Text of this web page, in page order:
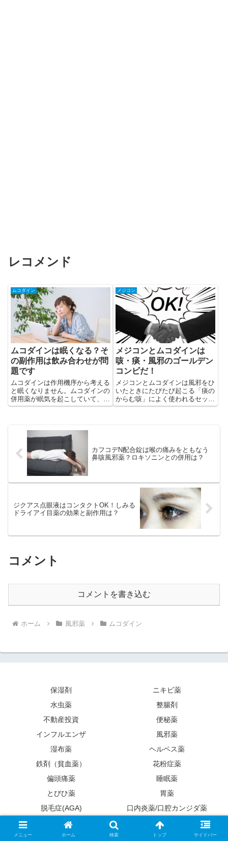
レコメンド
ムコダイン
ムコダインは眠くなる？そ
の副作用は飲み合わせが問
題です
ムコダインは作用機序から考える
と眠くなりません。ムコダインの
併用薬が眠気を起こしていて、勘
違いをしているパターンが圧倒的
メジコン
メジコンとムコダインは
咳・痰・風邪のゴールデン
コンビだ！
メジコンとムコダインは風邪をひ
いたときにたびたび起こる「痰の
からむ咳」によく使われるセット
処方です。なぜ、この組み合わせ
カフコデN配合錠は喉の痛みをともなう
鼻咳風邪薬？ロキソニンとの併用は？
ジクアス点眼液はコンタクトOK！しみる
ドライアイ目薬の効果と副作用は？
コメント
コメントを書き込む
ホーム 風邪薬 ムコダイン
保湿剤
ニキビ薬
水虫薬
整腸剤
不動産投資
便秘薬
インフルエンザ
風邪薬
湿布薬
ヘルペス薬
鉄剤（貧血薬）
花粉症薬
偏頭痛薬
睡眠薬
とびひ薬
胃薬
脱毛症(AGA)
口内炎薬/口腔カンジダ薬
妊婦
夜尿症/頻尿
認知症薬
プライバシーポリシー
メニュー ホーム 検索 トップ サイドバー